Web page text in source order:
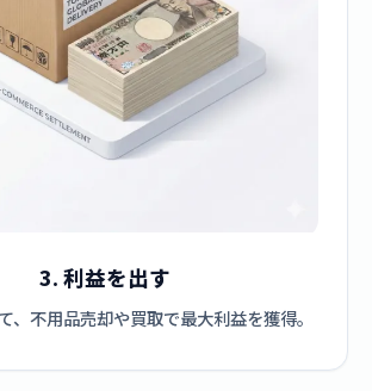
3. 利益を出す
、不用品売却や買取で最大利益を獲得。